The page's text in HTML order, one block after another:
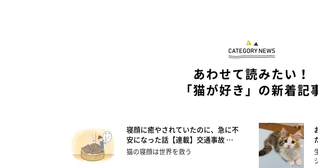
あわせて読みたい！
「猫が好き」の新着記
寝顔に癒やされていたのに、急に不
安になった話【連載】交通事故 …
猫の寝顔は世界を救う